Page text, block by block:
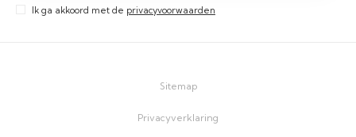
Ik ga akkoord met de privacyvoorwaarden
Sitemap
Privacyverklaring